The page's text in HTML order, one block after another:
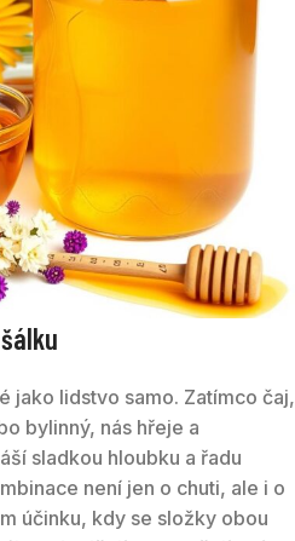
jako lidstvo samo. Zatímco čaj,
bylinný, nás hřeje a
sladkou hloubku a řadu
není jen o chuti, ale i o
účinku, kdy se složky obou